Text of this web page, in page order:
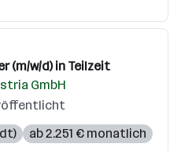
(m/w/d) in Teilzeit
GmbH
ab 2.251 € monatlich